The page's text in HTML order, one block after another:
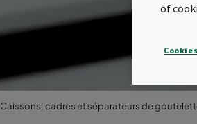
Caissons, cadres et séparateurs de
of